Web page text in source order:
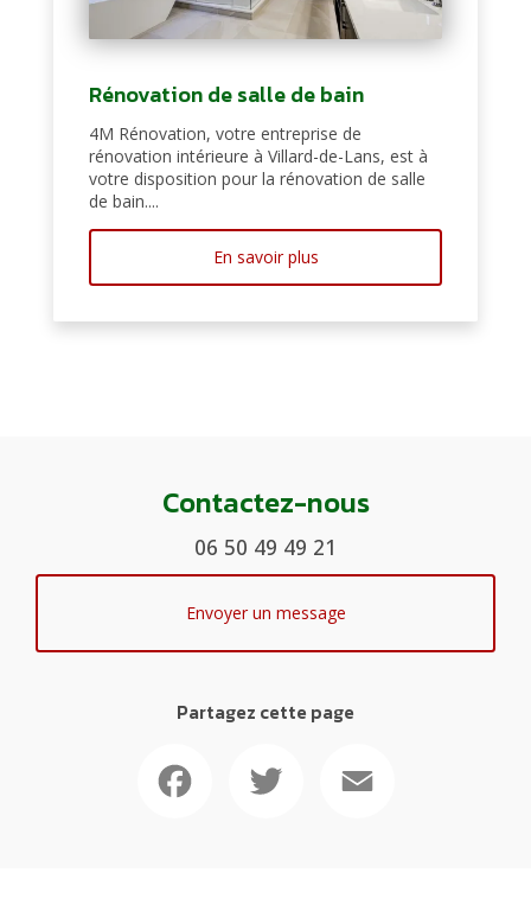
Rénovation de salle de bain
4M Rénovation, votre entreprise de
rénovation intérieure à Villard-de-Lans, est à
votre disposition pour la rénovation de salle
de bain....
En savoir plus
Contactez-nous
06 50 49 49 21
Envoyer un message
Partagez cette page